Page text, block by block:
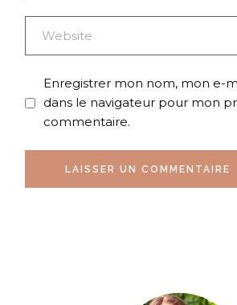
Enregistrer mon nom, mon e-
dans le navigateur pour mon
commentaire.
LAISSER UN COMMENTAIRE